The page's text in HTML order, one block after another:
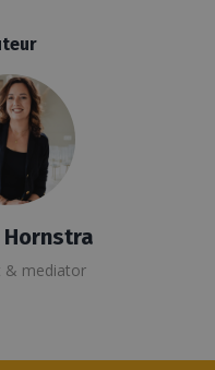
Hornstra
& mediator